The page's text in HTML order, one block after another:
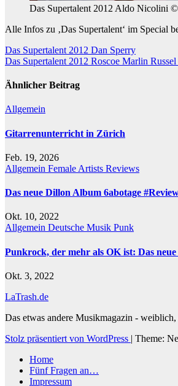
Das Supertalent 2012 Aldo Nicolini
Alle Infos zu ‚Das Supertalent‘ im Special
Beitragsnavigation
Das Supertalent 2012 Dan Sperry
Das Supertalent 2012 Roscoe Marlin
Ähnlicher Beitrag
Allgemein
Gitarrenunterricht in Zürich
Feb. 19, 2026
Allgemein Female Artists Reviews
Das neue Dillon Album 6abotage
Okt. 10, 2022
Allgemein Deutsche Musik Punk
Punkrock, der mehr als OK ist: Das
Okt. 3, 2022
LaTrash.de
Das etwas andere Musikmagazin - weiblich,
Stolz präsentiert von WordPress | Theme:
Home
Fünf Fragen an…
Impressum